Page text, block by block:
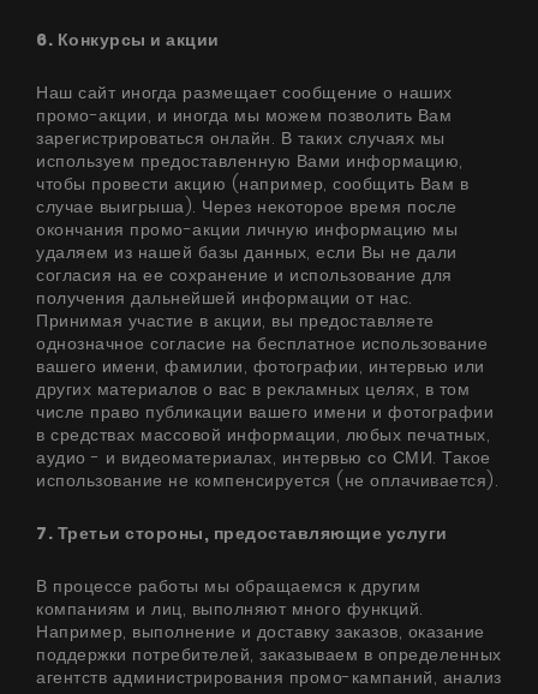
6. Конкурсы и акции
Наш сайт иногда размещает сообщение о наших
промо-акции, и иногда мы можем позволить Вам
зарегистрироваться онлайн. В таких случаях мы
используем предоставленную Вами информацию,
чтобы провести акцию (например, сообщить Вам в
случае выигрыша). Через некоторое время после
окончания промо-акции личную информацию мы
удаляем из нашей базы данных, если Вы не дали
согласия на ее сохранение и использование для
получения дальнейшей информации от нас.
Принимая участие в акции, вы предоставляете
однозначное согласие на бесплатное использование
вашего имени, фамилии, фотографии, интервью или
других материалов о вас в рекламных целях, в том
числе право публикации вашего имени и фотографии
в средствах массовой информации, любых печатных,
аудио - и видеоматериалах, интервью со СМИ. Такое
использование не компенсируется (не оплачивается).
7. Третьи стороны, предоставляющие услуги
В процессе работы мы обращаемся к другим
компаниям и лиц, выполняют много функций.
Например, выполнение и доставку заказов, оказание
поддержки потребителей, заказываем в определенных
агентств администрирования промо-кампаний, анализ